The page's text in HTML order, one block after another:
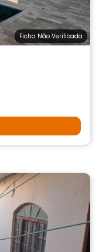
Ficha Não Verificada